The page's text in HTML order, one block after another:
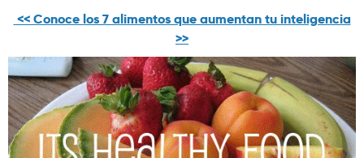
<< Conoce los 7 alimentos que aumentan tu inteligencia
>>